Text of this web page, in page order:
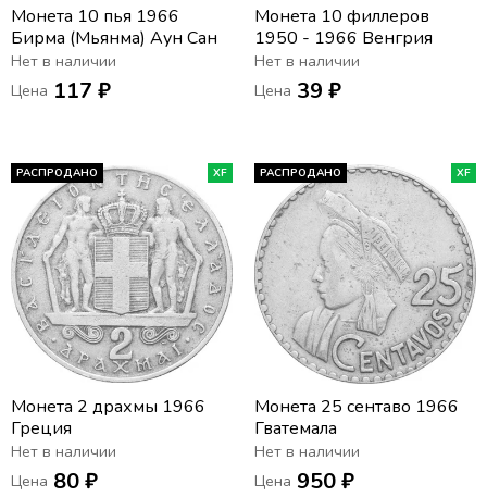
Монета 10 пья 1966
Бирма (Мьянма) Аун Сан
Нет в наличии
Цена 117 ₽
Монета 10 филлеров
1950 - 1966 Венгрия
Нет в наличии
Цена 39 ₽
РАСПРОДАНО XF
Монета 2 драхмы 1966
Греция
Нет в наличии
Цена 80 ₽
РАСПРОДАНО XF
Монета 25 сентаво 1966
Гватемала
Нет в наличии
Цена 950 ₽